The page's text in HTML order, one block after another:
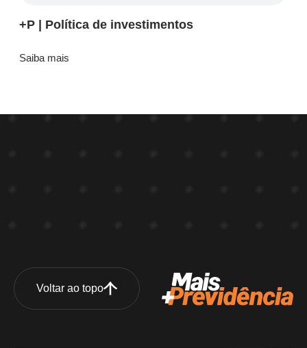
+P | Política de investimentos
Saiba mais
Voltar ao topo